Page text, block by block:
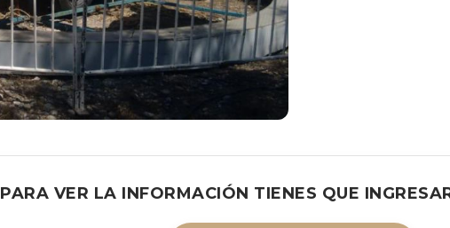
PARA VER LA INFORMACIÓN TIENES QUE